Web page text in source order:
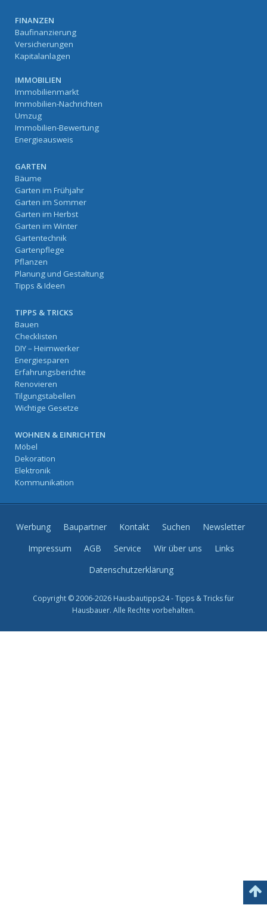
FINANZEN
Baufinanzierung
Versicherungen
Kapitalanlagen
IMMOBILIEN
Immobilienmarkt
Immobilien-Nachrichten
Umzug
Immobilien-Bewertung
Energieausweis
GARTEN
Bäume
Garten im Frühjahr
Garten im Sommer
Garten im Herbst
Garten im Winter
Gartentechnik
Gartenpflege
Pflanzen
Planung und Gestaltung
Tipps & Ideen
TIPPS & TRICKS
Bauen
Checklisten
DIY – Heimwerker
Energiesparen
Erfahrungsberichte
Renovieren
Tilgungstabellen
Wichtige Gesetze
WOHNEN & EINRICHTEN
Möbel
Dekoration
Elektronik
Kommunikation
Werbung Baupartner Kontakt Suchen
Newsletter
Impressum
AGB Service Wir über uns
Links
Datenschutzerklärung
Copyright © 2006-2026 Hausbautipps24 - Tipps & Tricks für
Hausbauer. Alle Rechte vorbehalten.